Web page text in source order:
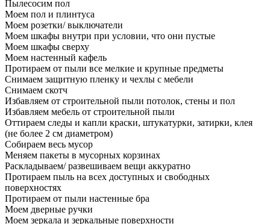
Пылесосим пол
Моем пол и плинтуса
Моем розетки/ выключатели
Моем шкафы внутри при условии, что они пустые
Моем шкафы сверху
Моем настенный кафель
Протираем от пыли все мелкие и крупные предметы
Снимаем защитную пленку и чехлы с мебели
Снимаем скотч
Избавляем от строительной пыли потолок, стены и пол
Избавляем мебель от строительной пыли
Оттираем следы и капли краски, штукатурки, затирки, клея
(не более 2 см диаметром)
Собираем весь мусор
Меняем пакеты в мусорных корзинах
Раскладываем/ развешиваем вещи аккуратно
Протираем пыль на всех доступных и свободных
поверхностях
Протираем от пыли настенные бра
Моем дверные ручки
Моем зеркала и зеркальные поверхности